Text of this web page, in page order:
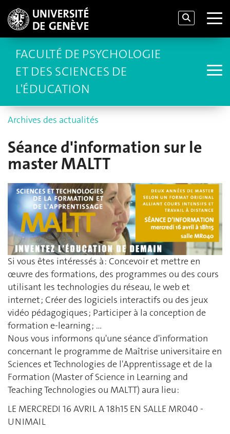
FACULTÉ DE PSYCHOLOGIE
ET DES SCIENCES DE
L'ÉDUCATION
Archives des actualités
Séance d'information sur le
master MALTT
Si vous êtes intéressés à : Concevoir et mettre en
œuvre des formations, des programmes ou des cours
utilisant les technologies du réseau, le web et
internet ; Créer des logiciels interactifs ou des jeux
vidéo pédagogiques ; Participer à la conception de
formation e-learning ; …
Nous vous informons qu'une séance d'information
concernant le programme de Maîtrise universitaire en
Sciences et Technologies de l'Apprentissage et de la
Formation (Master of Science in Learning and
Teaching Technologies ou MALTT) aura lieu :
LE MERCREDI 16 AVRIL A 18h15 EN SALLE MR040 -
UNIMAIL